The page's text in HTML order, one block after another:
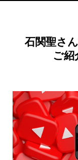
石関聖さ
ご紹